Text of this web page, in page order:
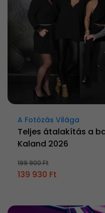
A Fotózás Világa
Teljes átalakítás a
Kaland 2026
199 900 Ft
139 930 Ft